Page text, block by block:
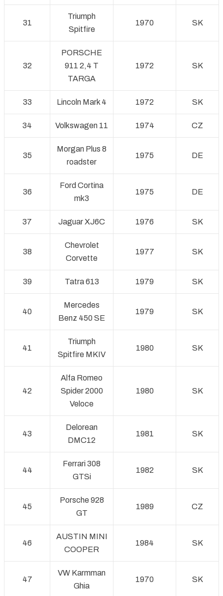
31
Triumph
Spitfire
1970 SK
32
PORSCHE
911 2,4 T
TARGA
1972 SK
33 Lincoln Mark 4 1972 SK
34 Volkswagen 11 1974 CZ
35
Morgan Plus 8
roadster
1975 DE
36
Ford Cortina
mk3
1975 DE
37 Jaguar XJ6C 1976 SK
38
Chevrolet
Corvette
1977 SK
39 Tatra 613 1979 SK
40
Mercedes
Benz 450 SE
1979 SK
41
Triumph
Spitfire MKIV
1980 SK
42
Alfa Romeo
Spider 2000
Veloce
1980 SK
43
Delorean
DMC12
1981 SK
44
Ferrari 308
GTSi
1982 SK
45
Porsche 928
GT
1989 CZ
46
AUSTIN MINI
COOPER
1984 SK
47
VW Karmman
Ghia
1970 SK